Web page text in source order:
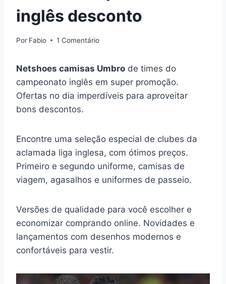
inglês desconto
Por Fabio 1 Comentário
Netshoes camisas Umbro de times do
campeonato inglês em super promoção.
Ofertas no dia imperdíveis para aproveitar
bons descontos.
Encontre uma seleção especial de clubes da
aclamada liga inglesa, com ótimos preços.
Primeiro e segundo uniforme, camisas de
viagem, agasalhos e uniformes de passeio.
Versões de qualidade para você escolher e
economizar comprando online. Novidades e
lançamentos com desenhos modernos e
confortáveis para vestir.